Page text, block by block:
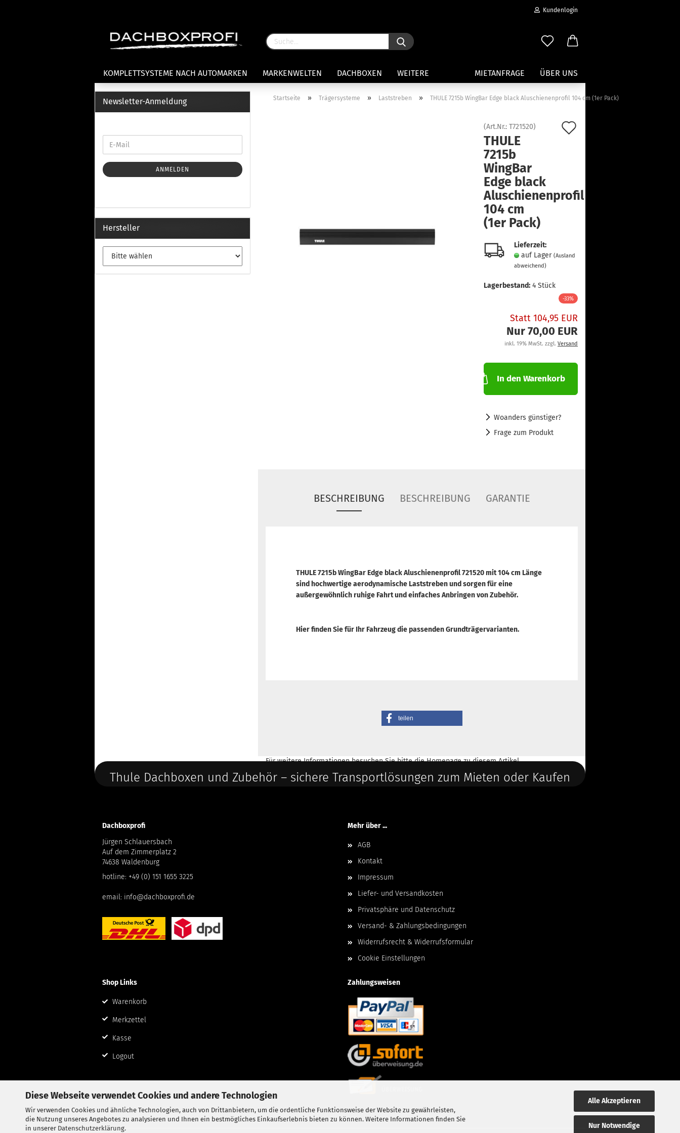
Diese Webseite verwendet Cookies und andere Technologien
Wir verwenden Cookies und ähnliche Technologien, auch von Drittanbietern, um die ordentliche Funktionsweise der Website zu gewährleisten,
die Nutzung unseres Angebotes zu analysieren und Ihnen ein bestmögliches Einkaufserlebnis bieten zu können. Weitere Informationen finden Sie
in unserer Datenschutzerklärung.
Alle Akzeptieren
Nur Notwendige
Kundenlogin
Passwort vergessen?
KOMPLETTSYSTEME NACH AUTOMARKEN MARKENWELTEN DACHBOXEN MIETANFRAGE ÜBER UNS
WEITERE
Heckklappenfahrradträger
Anhängekupplungsträger
E-Bike Fahrradträger
Universaltträger Reling
Thule Montagekits 50.. für 7105
Thule Montagekits 40.. für 753
Fußsatz Fahrzeuge mit
integrierter Reling
Thule Montagekits 60.. für 7106
Paddleboard Traeger
Kajak und Kanuträger
Träger für Surfbretter
Zubehör für Wassersportträger
Startseite » Trägersysteme » Laststreben » THULE 7215b WingBar Edge black Aluschienenprofil 104 cm (1er Pack)
(Art.Nr.:T721520)
THULE
7215b
WingBar
Edge black
Aluschienenprofil
104 cm
(1er Pack)
Lieferzeit:
auf Lager(Ausland
abweichend)
Lagerbestand: 4Stück
-33%
Statt 104,95 EUR
Nur 70,00 EUR
inkl. 19% MwSt. zzgl. Versand
In den Warenkorb
Woanders günstiger?
Frage zum Produkt
BESCHREIBUNG BESCHREIBUNG GARANTIE
THULE 7215b WingBar Edge black Aluschienenprofil 721520 mit 104 cm Länge
sind hochwertige aerodynamische Laststreben und sorgen für eine
außergewöhnlich ruhige Fahrt und einfaches Anbringen von Zubehör.
Hier finden Sie für Ihr Fahrzeug die passenden Grundträgervarianten.
teilen
Für weitere Informationen besuchen Sie bitte dieHomepagezu diesem Artikel.
Newsletter-Anmeldung
ANMELDEN
Hersteller
Thule Dachboxen und Zubehör – sichere Transportlösungen zum Mieten oder Kaufen
Dachboxprofi
Jürgen Schlauersbach
Auf dem Zimmerplatz 2
74638 Waldenburg
hotline: +49 (0) 151 1655 3225
email: info@dachboxprofi.de
Mehr über ...
AGB
Kontakt
Impressum
Liefer- und Versandkosten
Privatsphäre und Datenschutz
Versand- & Zahlungsbedingungen
Widerrufsrecht & Widerrufsformular
Cookie Einstellungen
Shop Links
Warenkorb
Merkzettel
Kasse
Logout
Zahlungsweisen